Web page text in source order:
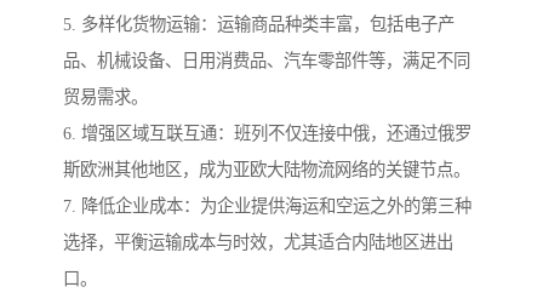
5. 多样化货物运输：运输商品种类丰富，包括电子产
品、机械设备、日用消费品、汽车零部件等，满足不同
贸易需求。
6. 增强区域互联互通：班列不仅连接中俄，还通过俄罗
斯欧洲其他地区，成为亚欧大陆物流网络的关键节点。
7. 降低企业成本：为企业提供海运和空运之外的第三种
选择，平衡运输成本与时效，尤其适合内陆地区进出
口。